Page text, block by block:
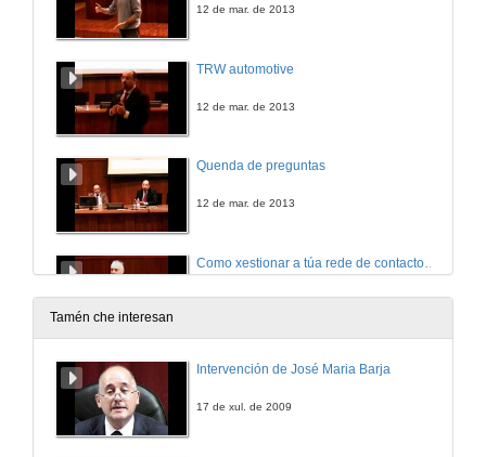
12 de mar. de 2013
TRW automotive
12 de mar. de 2013
Quenda de preguntas
12 de mar. de 2013
12 de mar. de 2013
Quenda de preguntas
Tamén che interesan
Intervención de José Maria Barja
17 de xul. de 2009